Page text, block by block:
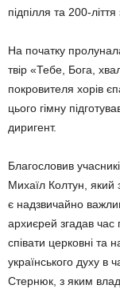
підпілля та 200-
На початку
твір «Тебе, Бога,
покровителя хорів
цього гімну
диригент.
Благословив
Михаїл Колтун, який
є надзвичайно
архиєрей згадав
співати церковні та
українського духу в
Стернюк, з яким